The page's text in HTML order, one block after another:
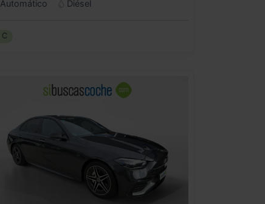
Automático
Diésel
C